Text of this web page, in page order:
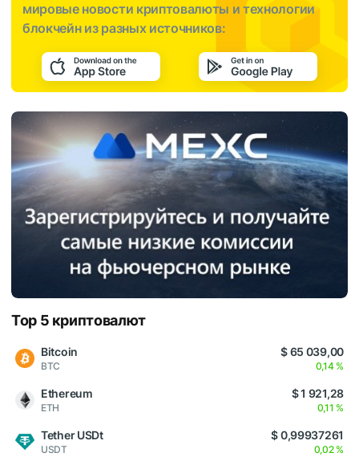
мировые новости криптовалюты и технологии
блокчейн из разных источников:
Top 5 криптовалют
Bitcoin
BTC
$ 65 039,00
0,14 %
Ethereum
ETH
$ 1 921,28
0,11 %
Tether USDt
USDT
$ 0,99937261
0,02 %